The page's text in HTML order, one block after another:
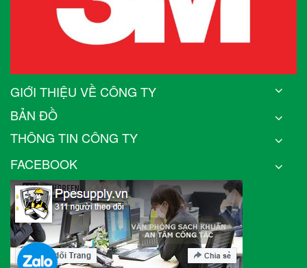
GIỚI THIỆU VỀ CÔNG TY
BẢN ĐỒ
THÔNG TIN CÔNG TY
FACEBOOK